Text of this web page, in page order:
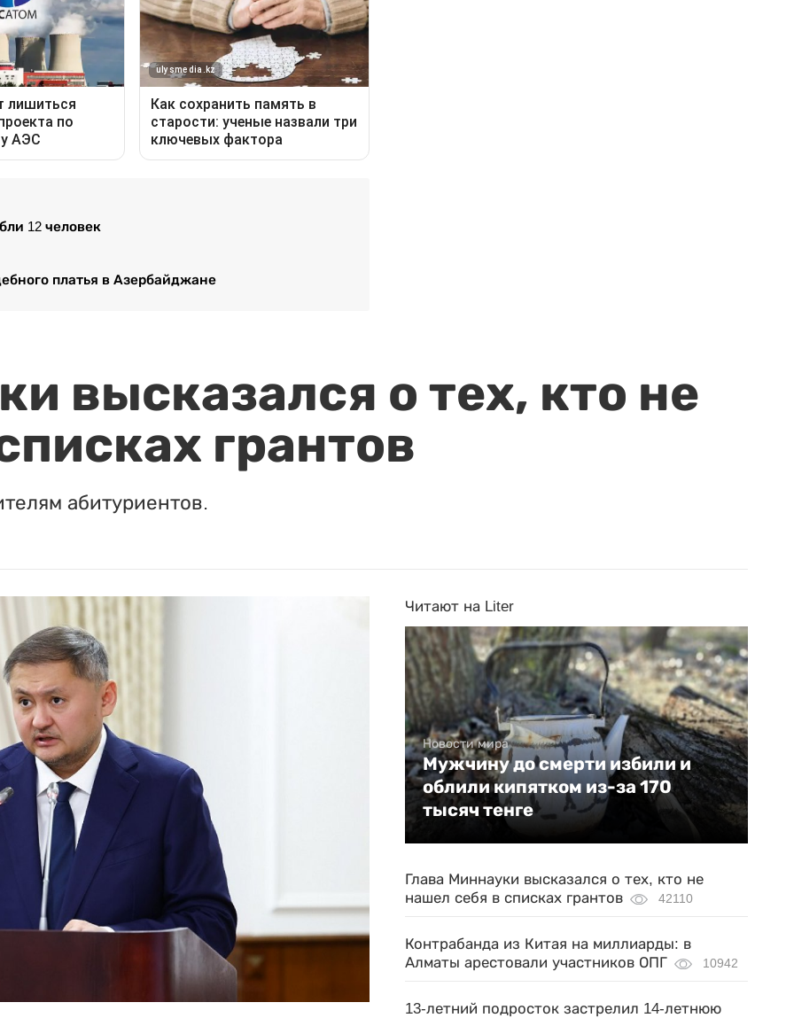
12 человек
платья в Азербайджане
высказался о тех, кто не
грантов
абитуриентов.
Читают на Liter
Новости мира
Мужчину до смерти избили и
облили кипятком из-за 170
тысяч тенге
Глава Миннауки высказался о тех, кто не
нашел себя в списках грантов
42110
Контрабанда из Китая на миллиарды: в
Алматы арестовали участников ОПГ
10942
13-летний подросток застрелил 14-летнюю